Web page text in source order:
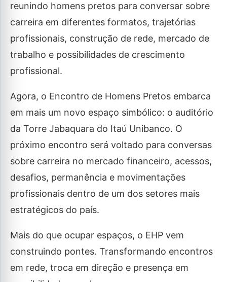
reunindo homens pretos para conversar sobre
carreira em diferentes formatos, trajetórias
profissionais, construção de rede, mercado de
trabalho e possibilidades de crescimento
profissional.
Agora, o Encontro de Homens Pretos embarca
em mais um novo espaço simbólico: o auditório
da Torre Jabaquara do Itaú Unibanco. O
próximo encontro será voltado para conversas
sobre carreira no mercado financeiro, acessos,
desafios, permanência e movimentações
profissionais dentro de um dos setores mais
estratégicos do país.
Mais do que ocupar espaços, o EHP vem
construindo pontes. Transformando encontros
em rede, troca em direção e presença em